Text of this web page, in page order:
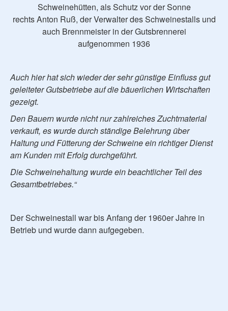
Schweinehütten, als Schutz vor der Sonne
rechts Anton Ruß, der Verwalter des Schweinestalls und
auch Brennmeister in der Gutsbrennerei
aufgenommen 1936
Auch hier hat sich wieder der sehr günstige Einfluss gut
geleiteter Gutsbetriebe auf die bäuerlichen Wirtschaften
gezeigt.
Den Bauern wurde nicht nur zahlreiches Zuchtmaterial
verkauft, es wurde durch ständige Belehrung über
Haltung und Fütterung der Schweine ein richtiger Dienst
am Kunden mit Erfolg durchgeführt.
Die Schweinehaltung wurde ein beachtlicher Teil des
Gesamtbetriebes.“
Der Schweinestall war bis Anfang der 1960er Jahre in
Betrieb und wurde dann aufgegeben.